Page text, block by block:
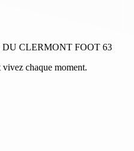
CLERMONT FOOT 63
chaque moment.